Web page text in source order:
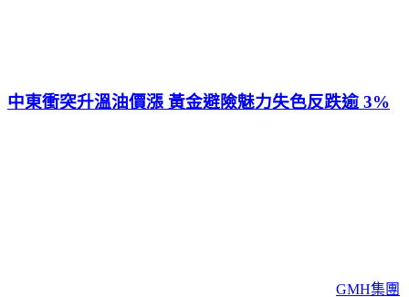
中東衝突升溫油價漲 黃金避險魅力失色反跌逾 3%
GMH集團